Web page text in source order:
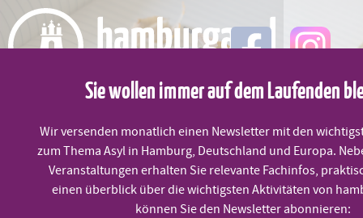
content
MENÜ
Unser Blog – Recht auf Bildung
Sie wollen immer auf dem Laufenden
Wir versenden monatlich einen Newsletter mit den
zum Thema Asyl in Hamburg, Deutschland und Europa.
Veranstaltungen erhalten Sie relevante Fachinfos,
einen überblick über die wichtigsten Aktivitäten von
können Sie den Newsletter abonnieren: